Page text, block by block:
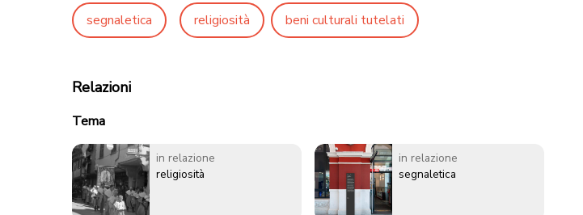
segnaletica religiosità beni culturali tutelati
Relazioni
Tema
in relazione
religiosità
in relazione
segnaletica